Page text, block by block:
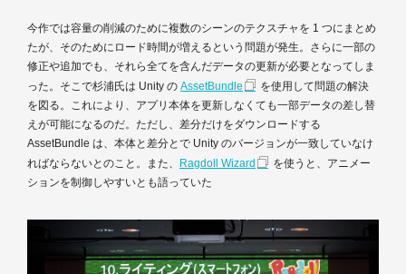
今作では容量の削減のために複数のシーンのテクスチャを 1 つにまとめ
たが、そのためにロード時間が増えるという問題が発生。さらに一部の
修正や追加でも、それら全てを含んだデータの更新が必要となってしま
った。そこで杉浦氏は Unity の AssetBundle
を使用して問題の解決
を図る。これにより、アプリ本体を更新しなくても一部データの差し替
えが可能になるのだ。ただし、差分だけをダウンロードする
AssetBundle は、本体と差分とで Unity のバージョンが一致していなけ
ればならないとのこと。また、
Ragdoll Wizard
を使うと、アニメー
ションを制御しやすいとも語っていた